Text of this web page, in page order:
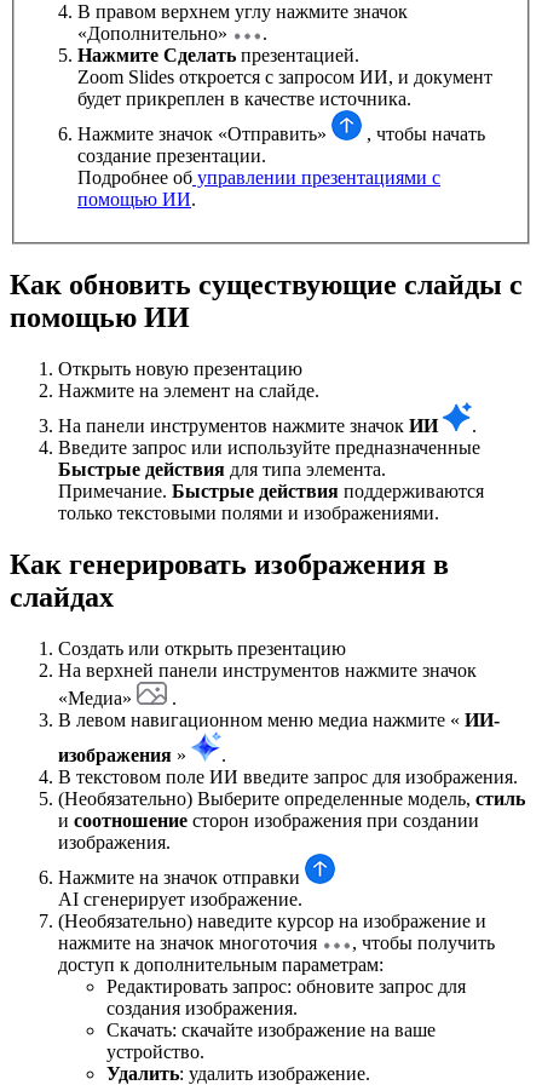
В правом верхнем углу нажмите значок
«Дополнительно»
.
Нажмите Сделать презентацией.
Zoom Slides откроется с запросом ИИ, и документ
будет прикреплен в качестве источника.
Нажмите значок «Отправить»
, чтобы начать
создание презентации.
Подробнее об управлении презентациями с
помощью ИИ.
Как обновить существующие слайды с
помощью ИИ
Открыть новую презентацию
Нажмите на элемент на слайде.
На панели инструментов нажмите значок ИИ
.
Введите запрос или используйте предназначенные
Быстрые действия для типа элемента.
Примечание. Быстрые действия поддерживаются
только текстовыми полями и изображениями.
Как генерировать изображения в
слайдах
Создать или открыть презентацию
На верхней панели инструментов нажмите значок
«Медиа»
.
В левом навигационном меню медиа нажмите « ИИ-
изображения »
.
В текстовом поле ИИ введите запрос для изображения.
(Необязательно) Выберите определенные модель, стиль
и соотношение сторон изображения при создании
изображения.
Нажмите на значок отправки
AI сгенерирует изображение.
(Необязательно) наведите курсор на изображение и
нажмите на значок многоточия
, чтобы получить
доступ к дополнительным параметрам:
Редактировать запрос: обновите запрос для
создания изображения.
Скачать: скачайте изображение на ваше
устройство.
Удалить: удалить изображение.